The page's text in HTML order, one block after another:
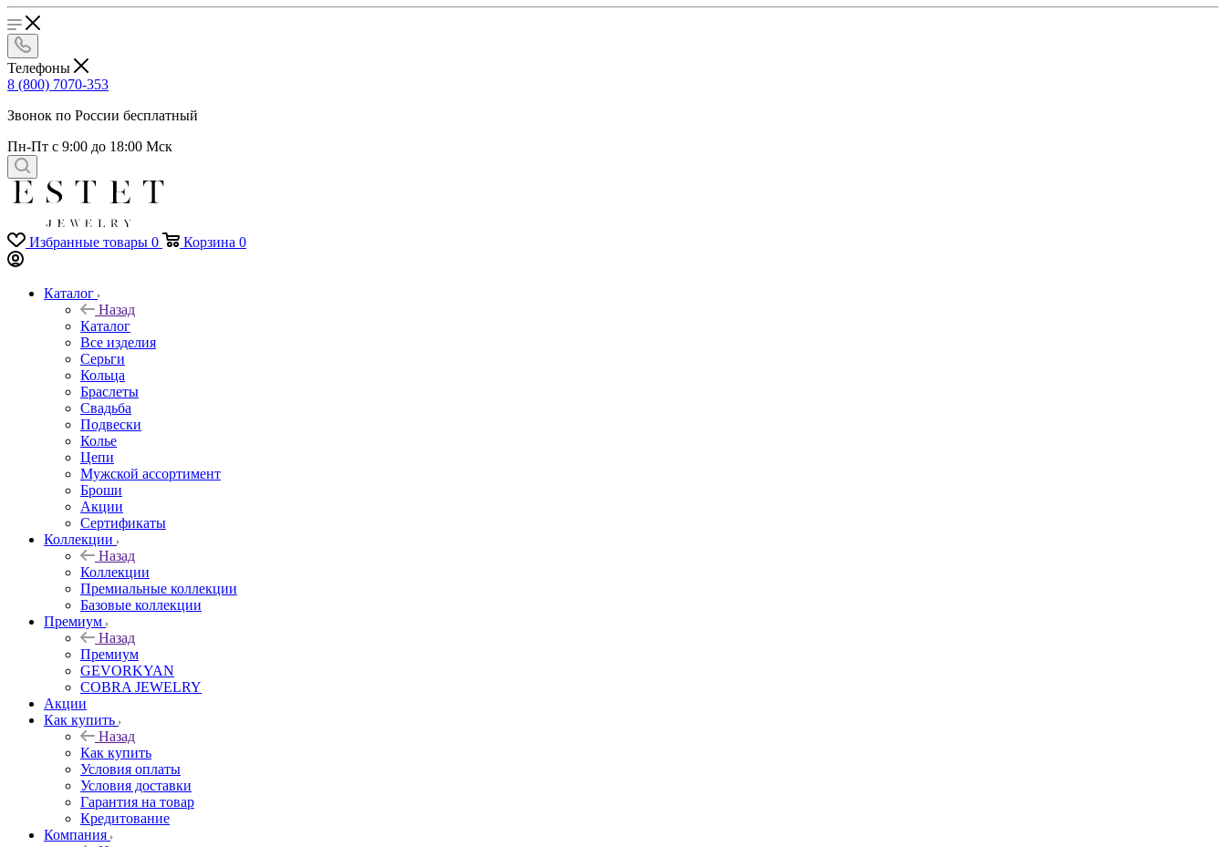
Телефоны
8 (800) 7070-353
Звонок по России бесплатный
Пн-Пт с 9:00 до 18:00 Мск
Избранные товары 0 Корзина 0
Каталог
Назад
Каталог
Все изделия
Серьги
Кольца
Браслеты
Свадьба
Подвески
Колье
Цепи
Мужской ассортимент
Броши
Акции
Сертификаты
Коллекции
Назад
Коллекции
Премиальные коллекции
Базовые коллекции
Премиум
Назад
Премиум
GEVORKYAN
COBRA JEWELRY
Акции
Как купить
Назад
Как купить
Условия оплаты
Условия доставки
Гарантия на товар
Кредитование
Компания